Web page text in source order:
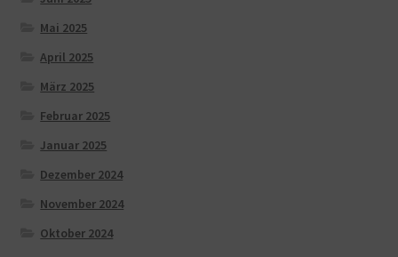
Mai 2025
April 2025
März 2025
Februar 2025
Januar 2025
Dezember 2024
November 2024
Oktober 2024